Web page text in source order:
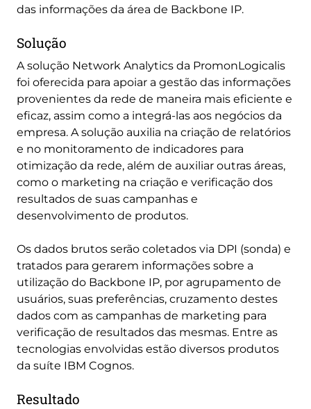
das informações da área de Backbone IP.
Solução
A solução Network Analytics da PromonLogicalis
foi oferecida para apoiar a gestão das informações
provenientes da rede de maneira mais eficiente e
eficaz, assim como a integrá-las aos negócios da
empresa. A solução auxilia na criação de relatórios
e no monitoramento de indicadores para
otimização da rede, além de auxiliar outras áreas,
como o marketing na criação e verificação dos
resultados de suas campanhas e
desenvolvimento de produtos.
Os dados brutos serão coletados via DPI (sonda) e
tratados para gerarem informações sobre a
utilização do Backbone IP, por agrupamento de
usuários, suas preferências, cruzamento destes
dados com as campanhas de marketing para
verificação de resultados das mesmas. Entre as
tecnologias envolvidas estão diversos produtos
da suíte IBM Cognos.
Resultado